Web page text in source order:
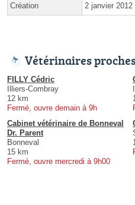
Création 2 janvier 2012
Vétérinaires
FILLY Cédric
Illiers-Combray
12 km
Fermé, ouvre demain à 9h
Cabinet vétérinaire de Bonneval
Dr. Parent
Bonneval
15 km
Fermé, ouvre mercredi à 9h00